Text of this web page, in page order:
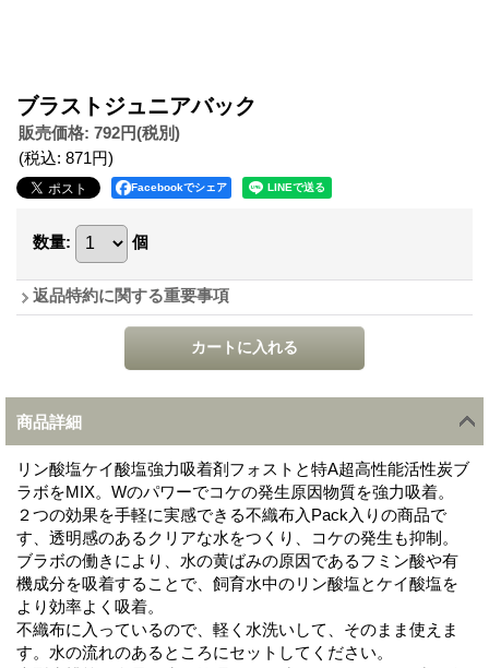
ブラストジュニアバック
販売価格: 792円(税別)
(税込: 871円)
Facebookでシェア
数量: 個
返品特約に関する重要事項
商品詳細
リン酸塩ケイ酸塩強力吸着剤フォストと特A超高性能活性炭ブ
ラボをMIX。Wのパワーでコケの発生原因物質を強力吸着。
２つの効果を手軽に実感できる不織布入Pack入りの商品で
す、透明感のあるクリアな水をつくり、コケの発生も抑制。
ブラボの働きにより、水の黄ばみの原因であるフミン酸や有
機成分を吸着することで、飼育水中のリン酸塩とケイ酸塩を
より効率よく吸着。
不織布に入っているので、軽く水洗いして、そのまま使えま
す。水の流れのあるところにセットしてください。